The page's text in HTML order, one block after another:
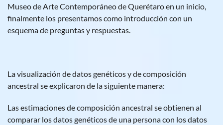
Museo de Arte Contemporáneo de Querétaro en un inicio,
finalmente los presentamos como introducción con un
esquema de preguntas y respuestas.
La visualización de datos genéticos y de composición
ancestral se explicaron de la siguiente manera:
Las estimaciones de composición ancestral se obtienen al
comparar los datos genéticos de una persona con los datos